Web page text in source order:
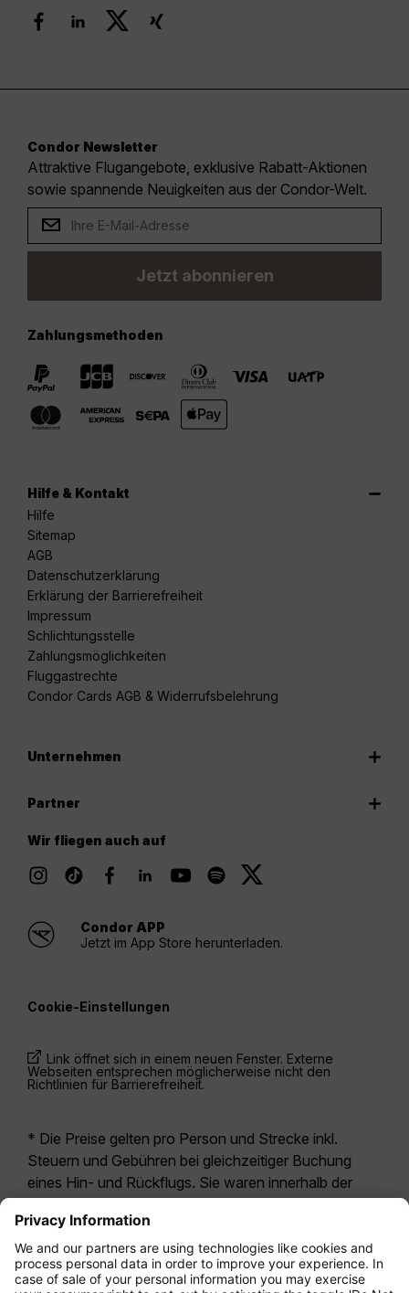
Condor Newsletter
Attraktive Flugangebote, exklusive Rabatt-Aktionen
sowie spannende Neuigkeiten aus der Condor-Welt.
Jetzt abonnieren
Zahlungsmethoden
Hilfe & Kontakt
Hilfe
Sitemap
AGB
Datenschutzerklärung
Erklärung der Barrierefreiheit
Impressum
Schlichtungsstelle
Zahlungsmöglichkeiten
Fluggastrechte
Condor Cards AGB & Widerrufsbelehrung
Unternehmen
Partner
Wir fliegen auch auf
Condor APP
Jetzt im App Store herunterladen.
Cookie-Einstellungen
Link öffnet sich in einem neuen Fenster. Externe
Webseiten entsprechen möglicherweise nicht den
Richtlinien für Barrierefreiheit.
* Die Preise gelten pro Person und Strecke inkl.
Steuern und Gebühren bei gleichzeitiger Buchung
eines Hin- und Rückflugs. Sie waren innerhalb der
möglicherweise nicht mehr aktuell. Bei den für die
Economy Class angegebenen Tarifen handelt es
sich i.d.R. um Economy Zero, unsere restriktivste